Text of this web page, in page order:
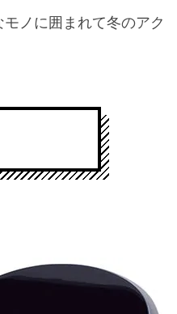
ノに囲まれて冬のアク